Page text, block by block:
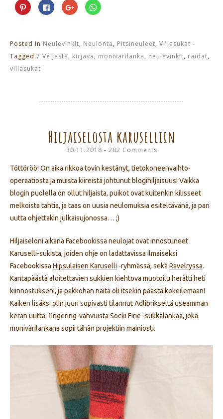
Jaa
Pinterest
palvelussa(Avautuu
Jaa
Facebookissa(Avautuu
uudessa
Jaa
Google+
palvelussa(Avautuu
Jaa
WhatsApp
Posted in Neulevinkit, Neulonta, Pitsineuleet, Villasukat -
Tagged 7 Veljestä, kirjava, monivärilanka, neulevinkit, raidat,
villasukat
Hiljaiselosta karuselliin
30.11.2018 202 Comments
Töttöröö! On aika rikkoa tovin kestänyt, tietokoneenvaihto-
operaatiosta ja muista kiireistä johtunut blogihiljaisuus! Vaikka
blogin puolella on ollut hiljaista, puikot ovat kuitenkin kilisseet
melkoista tahtia, ja taas on uusia neulomuksia esiteltävänä, ja pari
uutta ohjettakin julkaisujonossa… ;)
Hiljaiseloni aikana Facebookissa neulojat ovat innostuneet
Karuselli-sukista, joiden ohje on ladattavissa ilmaiseksi
Facebookissa Hipsulaisen Karuselli -ryhmässä, sekä Ravelryssa.
Kantapäästä aloitettavien sukkien kiehtova muotoilu herätti heti
kiinnostukseni, ja pakkohan näitä oli itsekin päästä kokeilemaan!
Kaiken lisäksi olin juuri sopivasti tilannut Adlibrikseltä useamman
kerän uutta, fingering-vahvuista Socki Fine -sukkalankaa, joka
monivärilankana sopii tähän projektiin mainiosti.